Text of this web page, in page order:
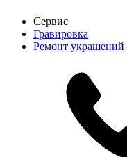
Сервис
Гравировка
Ремонт украшений